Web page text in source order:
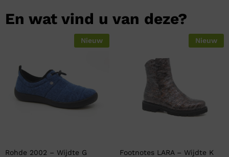
En wat vind u van deze?
Nieuw
Rohde 2002 – Wijdte G
Nieuw
Footnotes LARA – Wijdte K